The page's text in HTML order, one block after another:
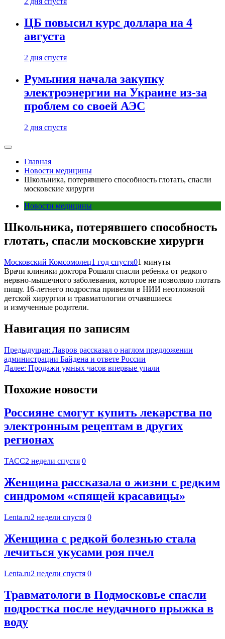
ЦБ повысил курс доллара на 4
августа
2 дня спустя
Румыния начала закупку
электроэнергии на Украине из-за
проблем со своей АЭС
2 дня спустя
Главная
Новости медицины
Школьника, потерявшего способность глотать, спасли
московские хирурги
Новости медицины
Школьника, потерявшего способность
глотать, спасли московские хирурги
Московский Комсомолец1 год спустя01 минуты
Врачи клиники доктора Рошаля спасли ребенка от редкого
нервно-мышечного заболевания, которое не позволяло глотать
пищу. 16-летнего подростка привезли в НИИ неотложной
детской хирургии и травматологии отчаявшиеся
и измученные родители.
Навигация по записям
Предыдущая: Лавров рассказал о наглом предложении
администрации Байдена и ответе России
Далее: Продажи умных часов впервые упали
Похожие новости
Россияне смогут купить лекарства по
электронным рецептам в других
регионах
ТАСС2 недели спустя 0
Женщина рассказала о жизни с редким
синдромом «спящей красавицы»
Lenta.ru2 недели спустя 0
Женщина с редкой болезнью стала
лечиться укусами роя пчел
Lenta.ru2 недели спустя 0
Травматологи в Подмосковье спасли
подростка после неудачного прыжка в
воду